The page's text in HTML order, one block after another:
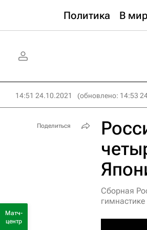
Политика В
14:51 24.10.2021 (обновлено: 14:53
Сборная
гимнастике
Поделиться
Матч-
центр